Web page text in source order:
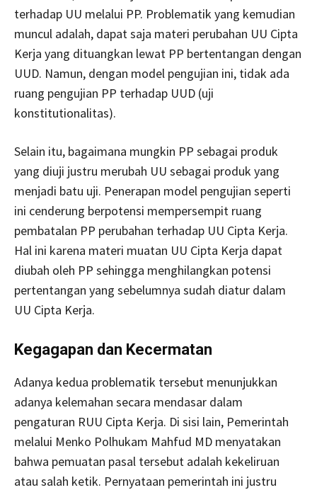
terhadap UU melalui PP. Problematik yang kemudian
muncul adalah, dapat saja materi perubahan UU Cipta
Kerja yang dituangkan lewat PP bertentangan dengan
UUD. Namun, dengan model pengujian ini, tidak ada
ruang pengujian PP terhadap UUD (uji
konstitutionalitas).
Selain itu, bagaimana mungkin PP sebagai produk
yang diuji justru merubah UU sebagai produk yang
menjadi batu uji. Penerapan model pengujian seperti
ini cenderung berpotensi mempersempit ruang
pembatalan PP perubahan terhadap UU Cipta Kerja.
Hal ini karena materi muatan UU Cipta Kerja dapat
diubah oleh PP sehingga menghilangkan potensi
pertentangan yang sebelumnya sudah diatur dalam
UU Cipta Kerja.
Kegagapan dan Kecermatan
Adanya kedua problematik tersebut menunjukkan
adanya kelemahan secara mendasar dalam
pengaturan RUU Cipta Kerja. Di sisi lain, Pemerintah
melalui Menko Polhukam Mahfud MD menyatakan
bahwa pemuatan pasal tersebut adalah kekeliruan
atau salah ketik. Pernyataan pemerintah ini justru